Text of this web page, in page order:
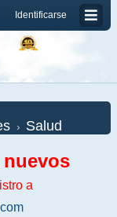
Identificarse
Salud
a